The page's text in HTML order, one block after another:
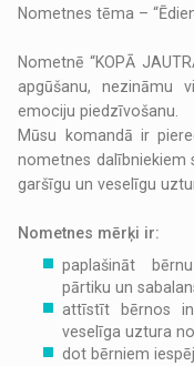
Nometnes tēma –
Nometnē “KOPĀ
apgūšanu, nezināmu
emociju piedzīvošanu.
Mūsu komandā ir
nometnes dalībniekiem
garšīgu un veselīgu
Nometnes mērķi ir:
paplašināt
pārtiku un
attīstīt bērnos
veselīga uztura
dot bērniem